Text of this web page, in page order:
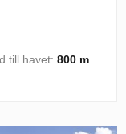
till havet:800 m